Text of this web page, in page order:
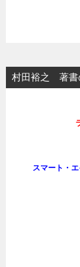
村田裕之 著書
スマート・